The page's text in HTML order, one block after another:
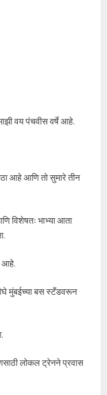
वय पंचवीस वर्षे आहे.
आहे आणि तो सुमारे तीन
विशेषतः भाभ्या आता
आहे.
मुंबईच्या बस स्टँडवरून
लोकल ट्रेनने प्रवास